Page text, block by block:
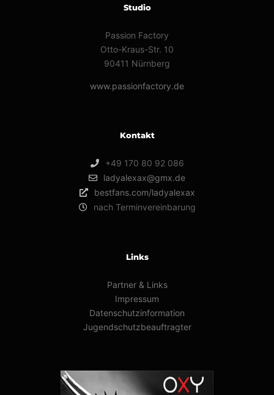
Studio
Passion Factory
Otto-Kraus-Str. 10
90411 Nürnberg
www.passionfactory.de
Kontakt
+49 170 80 92 086
ladyalexax@gmx.de
bestfans.com/ladyalexax
nach Terminvereinbarung
Links
Partner & Links
Impressum
Datenschutzinformation
Jugendschutzbeauftragter